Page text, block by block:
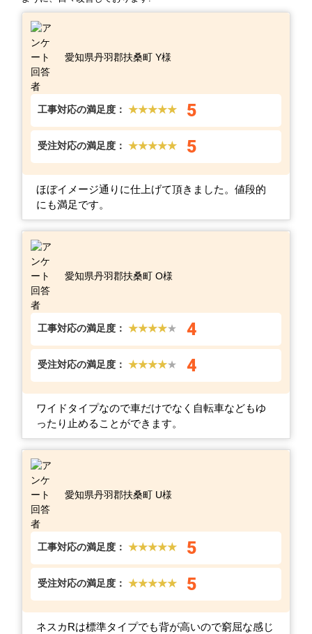
愛知県丹羽郡扶桑町 Y様
工事対応の満足度： ★★★★★ 5
受注対応の満足度： ★★★★★ 5
ほぼイメージ通りに仕上げて頂きました。値段的
にも満足です。
愛知県丹羽郡扶桑町 O様
工事対応の満足度： ★★★★★ 4
受注対応の満足度： ★★★★★ 4
ワイドタイプなので車だけでなく自転車などもゆ
ったり止めることができます。
愛知県丹羽郡扶桑町 U様
工事対応の満足度： ★★★★★ 5
受注対応の満足度： ★★★★★ 5
ネスカRは標準タイプでも背が高いので窮屈な感じ